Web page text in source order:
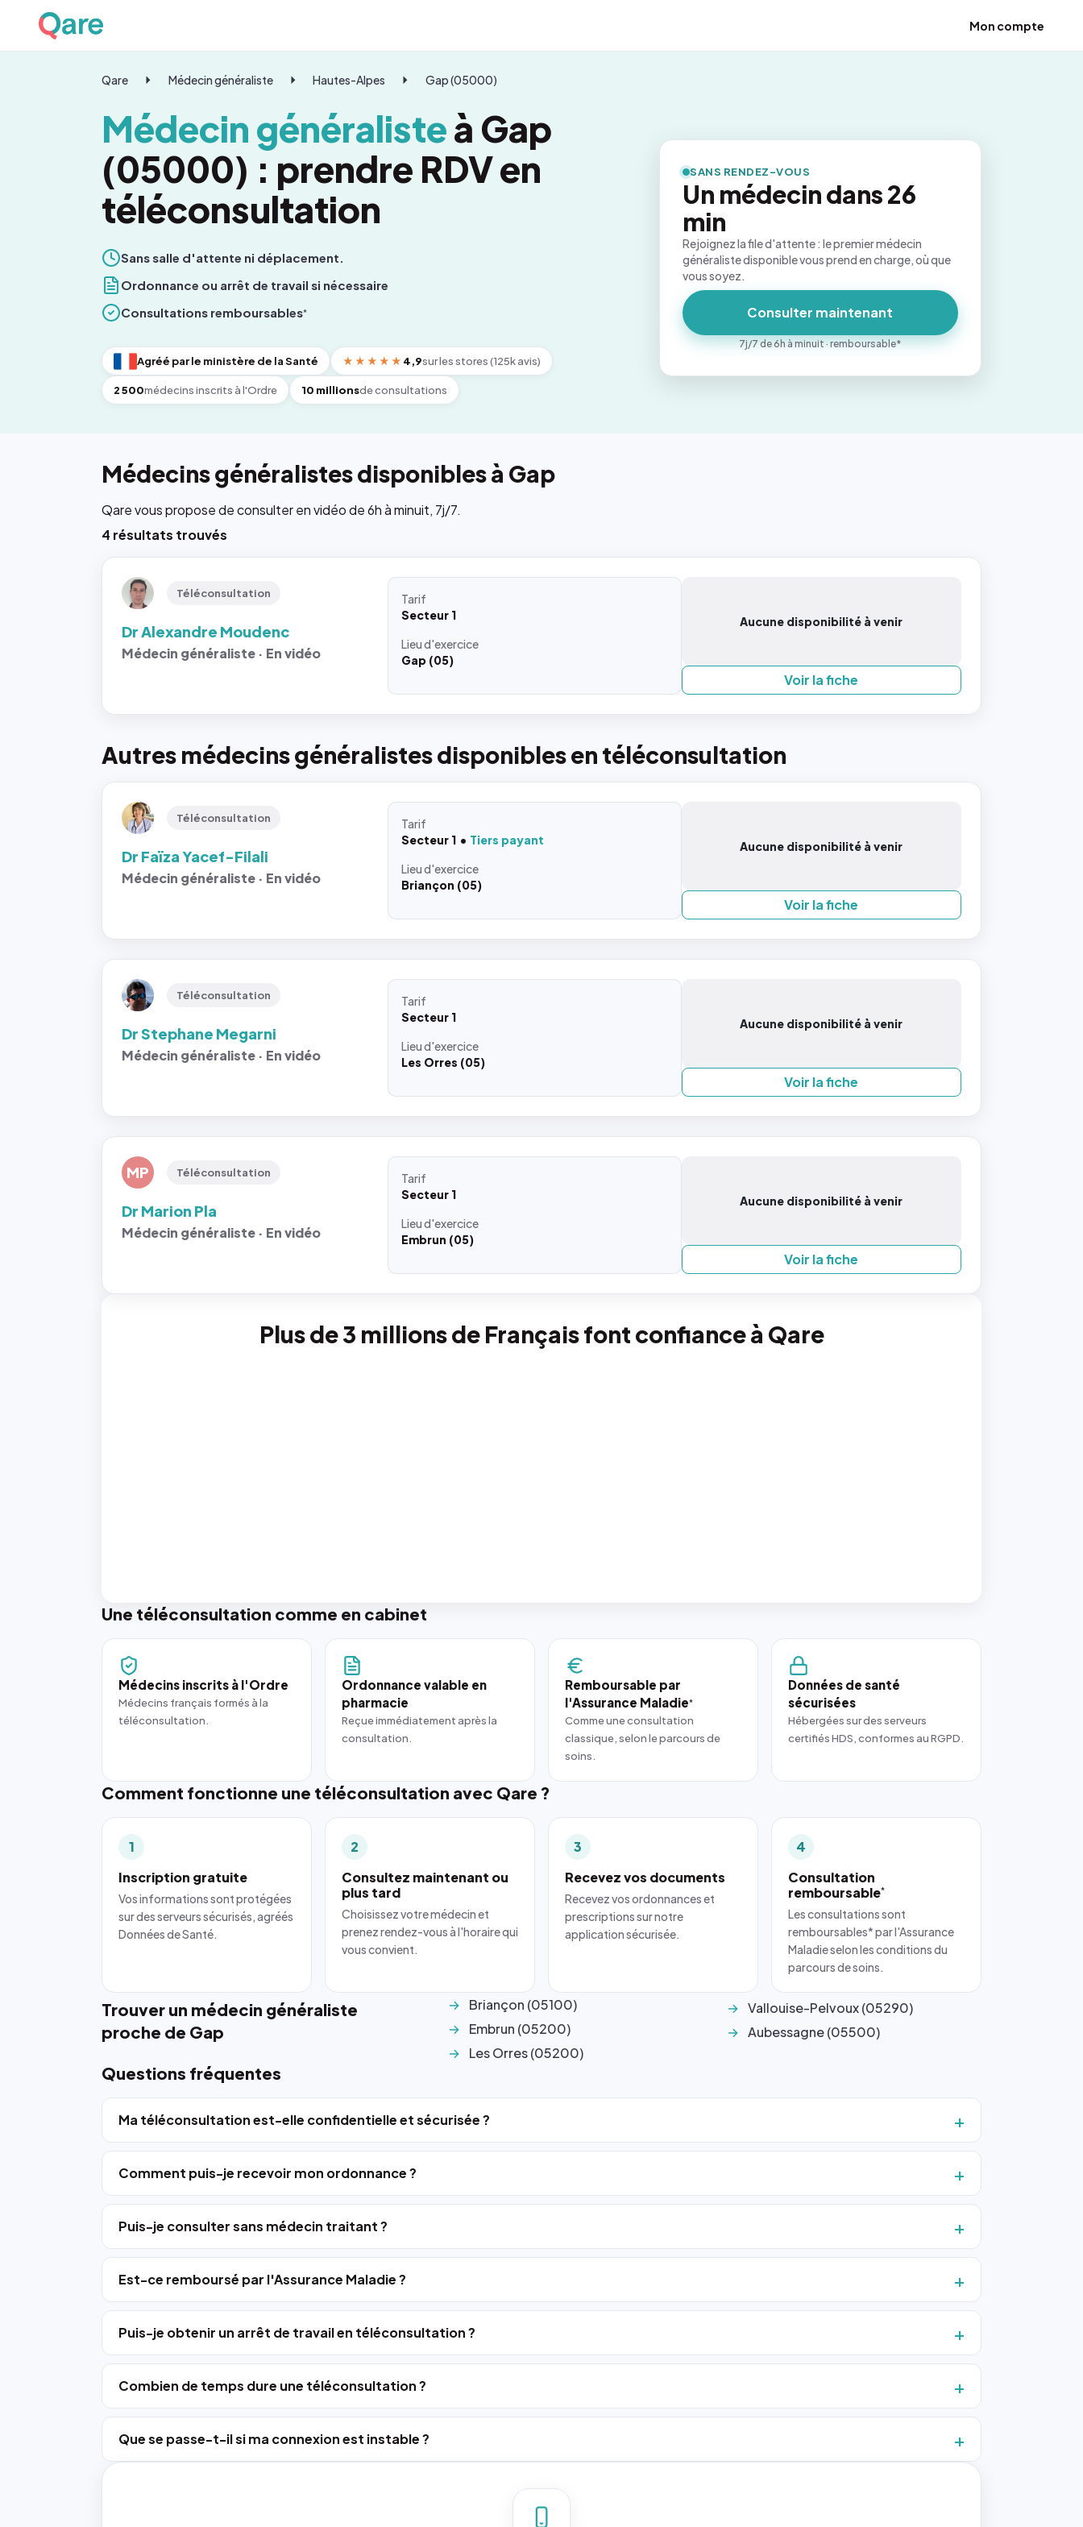
Mon compte
Qare Médecin généraliste Hautes-Alpes Gap (05000)
Médecin généralisteà Gap
(05000) : prendre RDV en
téléconsultation
Sans salle d'attente ni déplacement.
Ordonnance ou arrêt de travail si nécessaire
Consultations remboursables*
Agréé par le ministère de la Santé ★★★★★ 4,9sur les stores (125k avis)
2 500médecins inscrits à l'Ordre 10 millionsde consultations
SANS RENDEZ-VOUS
Un médecin dans 26
min
Rejoignez la file d'attente : le premier médecin
généraliste disponible vous prend en charge, où que
vous soyez.
Consulter maintenant
7j/7 de 6h à minuit · remboursable*
Médecins généralistes disponibles à Gap
Qare vous propose de consulter en vidéo de 6h à minuit, 7j/7.
4 résultats trouvés
Téléconsultation
Dr Alexandre Moudenc
Médecin généraliste · En vidéo
Tarif
Secteur 1
Lieud'exercice
Gap (05)
Aucune disponibilité à venir
Voir la fiche
Autres médecins généralistes disponibles en téléconsultation
Téléconsultation
Dr Faïza Yacef-Filali
Médecin généraliste · En vidéo
Tarif
Secteur 1
Tiers payant
Lieud'exercice
Briançon (05)
Aucune disponibilité à venir
Voir la fiche
Téléconsultation
Dr Stephane Megarni
Médecin généraliste · En vidéo
Tarif
Secteur 1
Lieud'exercice
Les Orres (05)
Aucune disponibilité à venir
Voir la fiche
MP Téléconsultation
Dr Marion Pla
Médecin généraliste · En vidéo
Tarif
Secteur 1
Lieud'exercice
Embrun (05)
Aucune disponibilité à venir
Voir la fiche
Plus de 3 millions de Français font confiance à Qare
Une téléconsultation comme en cabinet
Médecins inscrits à l'Ordre
Médecins français formés à la
téléconsultation.
Ordonnance valable en
pharmacie
Reçue immédiatement après la
consultation.
Remboursable par
l'Assurance Maladie*
Comme une consultation
classique, selon le parcours de
soins.
Données de santé
sécurisées
Hébergées sur des serveurs
certifiés HDS, conformes au RGPD.
Comment fonctionne une téléconsultation avec Qare ?
1
Inscription gratuite
Vos informations sont protégées
sur des serveurs sécurisés, agréés
Données de Santé.
2
Consultez maintenant ou
plus tard
Choisissez votre médecin et
prenez rendez-vous à l'horaire qui
vous convient.
3
Recevez vos documents
Recevez vos ordonnances et
prescriptions sur notre
application sécurisée.
4
Consultation
remboursable*
Les consultations sont
remboursables* par l'Assurance
Maladie selon les conditions du
parcours de soins.
Trouver un médecin généraliste
proche de Gap
Briançon (05100)
Embrun (05200)
Les Orres (05200)
Vallouise-Pelvoux (05290)
Aubessagne (05500)
Questions fréquentes
Ma téléconsultation est-elle confidentielle et sécurisée ?
Comment puis-je recevoir mon ordonnance ?
Puis-je consulter sans médecin traitant ?
Est-ce remboursé par l'Assurance Maladie ?
Puis-je obtenir un arrêt de travail en téléconsultation ?
Combien de temps dure une téléconsultation ?
Que se passe-t-il si ma connexion est instable ?